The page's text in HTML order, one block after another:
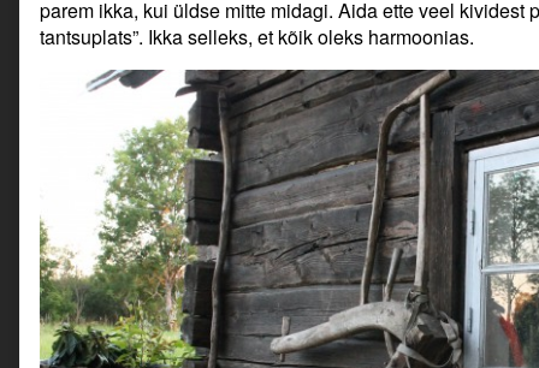
parem ikka, kui üldse mitte midagi. Aida ette veel kividest
tantsuplats”. Ikka selleks, et kõik oleks harmoonias.